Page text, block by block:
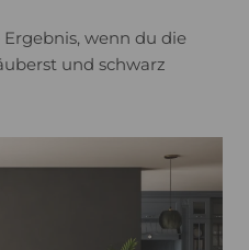
wenn du die
und schwarz